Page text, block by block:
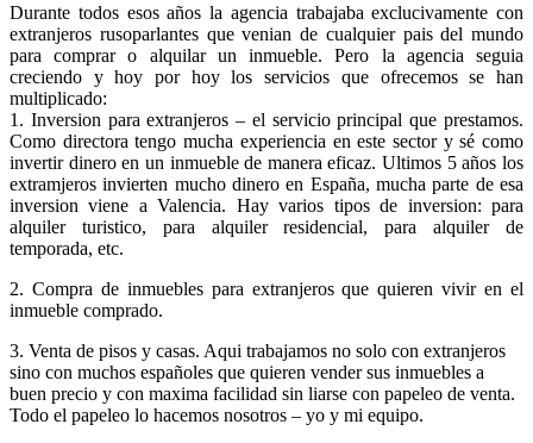
Durante todos esos años la agencia trabajaba exclucivamente con
extranjeros rusoparlantes que venian de cualquier pais del mundo
para comprar o alquilar un inmueble. Pero la agencia seguia
creciendo y hoy por hoy los servicios que ofrecemos se han
multiplicado:
1. Inversion para extranjeros – el servicio principal que prestamos.
Como directora tengo mucha experiencia en este sector y sé como
invertir dinero en un inmueble de manera eficaz. Ultimos 5 años los
extramjeros invierten mucho dinero en España, mucha parte de esa
inversion viene a Valencia. Hay varios tipos de inversion: para
alquiler turistico, para alquiler residencial, para alquiler de
temporada, etc.
2. Compra de inmuebles para extranjeros que quieren vivir en el
inmueble comprado.
3. Venta de pisos y casas. Aqui trabajamos no solo con extranjeros
sino con muchos españoles que quieren vender sus inmuebles a
buen precio y con maxima facilidad sin liarse con papeleo de venta.
Todo el papeleo lo hacemos nosotros – yo y mi equipo.